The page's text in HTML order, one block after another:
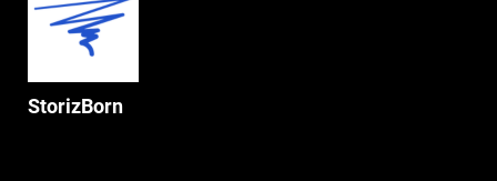
StorizBorn